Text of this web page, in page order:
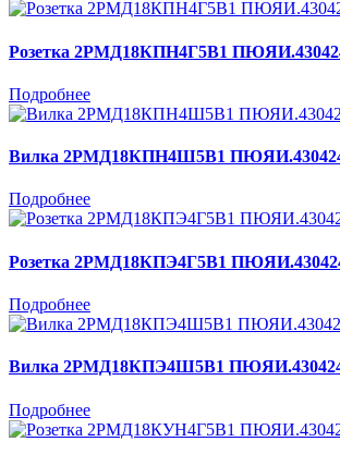
Розетка 2РМД18КПН4Г5В1
Подробнее
Вилка 2РМД18КПН4Ш5В1
Подробнее
Розетка 2РМД18КПЭ4Г5В1
Подробнее
Вилка 2РМД18КПЭ4Ш5В1
Подробнее